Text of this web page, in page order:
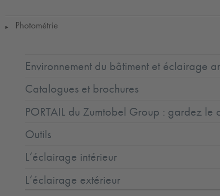
▶ Photométrie
Environnement du bâtiment et éclairage
Catalogues et brochures
PORTAIL du Zumtobel Group : gardez le
Outils
L’éclairage intérieur
L’éclairage extérieur